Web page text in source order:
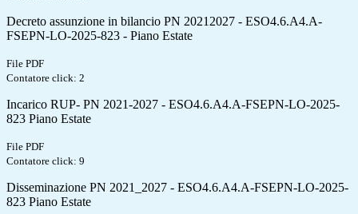
Decreto assunzione in bilancio PN 20212027 - ESO4.6.A4.A-
FSEPN-LO-2025-823 - Piano Estate
File PDF
Contatore click: 2
Incarico RUP- PN 2021-2027 - ESO4.6.A4.A-FSEPN-LO-2025-
823 Piano Estate
File PDF
Contatore click: 9
Disseminazione PN 2021_2027 - ESO4.6.A4.A-FSEPN-LO-2025-
823 Piano Estate